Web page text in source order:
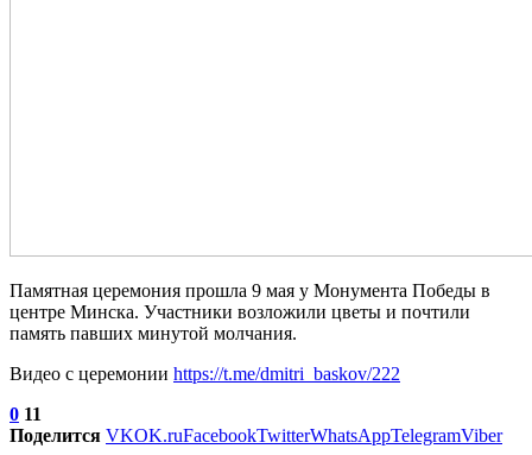
Памятная церемония прошла 9 мая у Монумента Победы в
центре Минска. Участники возложили цветы и почтили
память павших минутой молчания.
Видео с церемонии https://t.me/dmitri_baskov/222
0 11
Поделится VKOK.ruFacebookTwitterWhatsAppTelegramViber